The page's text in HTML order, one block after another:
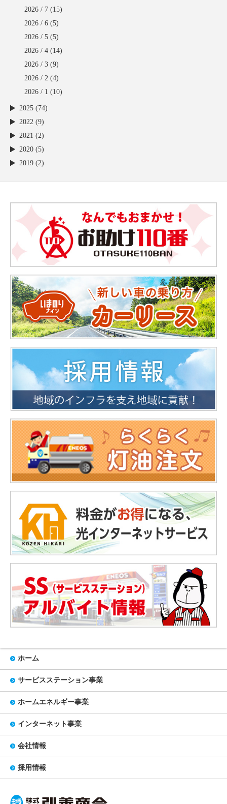
2026 / 7 (15)
2026 / 6 (5)
2026 / 5 (5)
2026 / 4 (14)
2026 / 3 (9)
2026 / 2 (4)
2026 / 1 (10)
2025 (74)
2022 (9)
2021 (2)
2020 (5)
2019 (2)
ホーム
サービスステーション事業
ホームエネルギー事業
インターネット事業
会社情報
採用情報